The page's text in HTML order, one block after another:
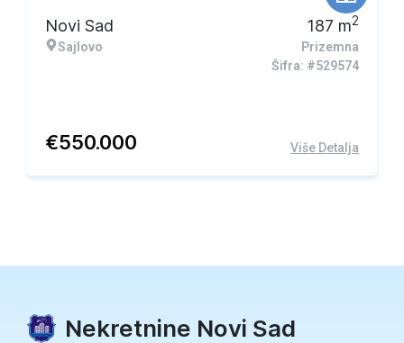
Novi Sad
Sajlovo
187 m2
Prizemna
Šifra: #529574
€550.000 Više Detalja
Nekretnine Novi Sad